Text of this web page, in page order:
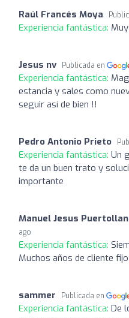
Raúl Francés Moya
Experiencia fantástica:
Jesus nv Publicada en
Experiencia fantástica:
estancia y sales como
seguir así de bien !!
Pedro Antonio Prieto
Experiencia fantástica: Un
te da un buen trato y
importante
Manuel Jesus
ago
Experiencia fantástica:
Muchos años de cliente fijo
sammer Publicada en
Experiencia fantástica: De